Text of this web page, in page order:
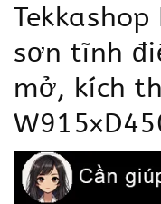
Tekkashop
sơn tĩnh
mở, kích